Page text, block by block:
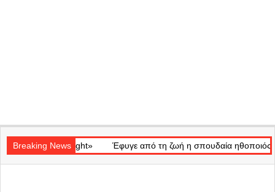
Navigation
Menu
Breaking News
«Ray of Light» Έφυγε από τη ζωή η σπουδαία ηθοποιός Μάρω